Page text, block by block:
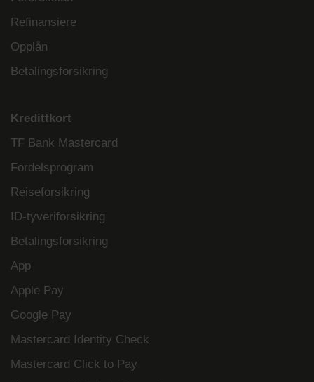
Refinansiere
Opplån
Betalingsforsikring
Kredittkort
TF Bank Mastercard
Fordelsprogram
Reiseforsikring
ID-tyveriforsikring
Betalingsforsikring
App
Apple Pay
Google Pay
Mastercard Identity Check
Mastercard Click to Pay